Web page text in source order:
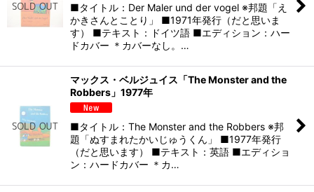
■タイトル：Der Maler und der vogel ※邦題「え
かきさんとことり」 ■1971年発行（だと思いま
す） ■テキスト：ドイツ語 ■エディション：ハー
ドカバー ＊カバーなし。…
マックス・ベルジュイス「The Monster and the
Robbers」1977年
■タイトル：The Monster and the Robbers ※邦
題「ぬすまれたかいじゅうくん」 ■1977年発行
（だと思います） ■テキスト：英語 ■エディショ
ン：ハードカバー ＊カ…